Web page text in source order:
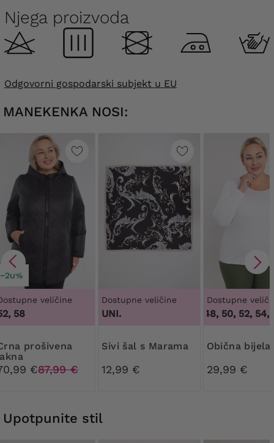
Njega proizvoda
Odgovorni gospodarski subjekt u EU
MANEKENKA NOSI:
−20%
veličine
58
€87,99 €
Dostupne veličine
UNI.
Sivi šal s Marama
12,99 €
Dostupne
44, 46, 48, 50, 52, 54,
Obična
29,99 €
Upotpunite stil